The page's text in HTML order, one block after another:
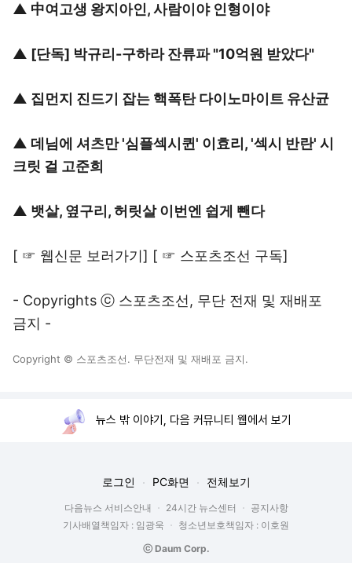
▲ 中여고생 왕지아인, 사람이야 인형이야
▲ [단독] 박규리-구하라 잔류파 "10억원 받았다"
▲ 집먼지 진드기 잡는 핵폭탄 다이노마이트 유산균
▲ 데님에 셔츠만 '심플섹시퀸' 이효리, '섹시 반란' 시
크릿 걸 고준희
▲ 뱃살, 옆구리, 허릿살 이번엔 쉽게 뺀다
[ ☞ 웹신문 보러가기] [ ☞ 스포츠조선 구독]
- Copyrights ⓒ 스포츠조선, 무단 전재 및 재배포
금지 -
Copyright © 스포츠조선. 무단전재 및 재배포 금지.
뉴스 밖 이야기, 다음 커뮤니티 웹에서 보기
로그인 PC화면 전체보기
다음뉴스 서비스안내 24시간 뉴스센터
공지사항
기사배열책임자 : 임광욱
청소년보호책임자 : 이호원
ⓒ Daum Corp.